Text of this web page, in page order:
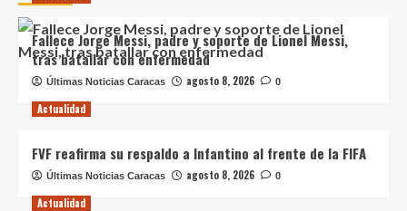
Fallece Jorge Messi, padre y soporte de Lionel Messi,
tras batallar con enfermedad
Últimas Noticias Caracas agosto 8, 2026 0
Actualidad
FVF reafirma su respaldo a Infantino al frente de la FIFA
Últimas Noticias Caracas agosto 8, 2026 0
Actualidad